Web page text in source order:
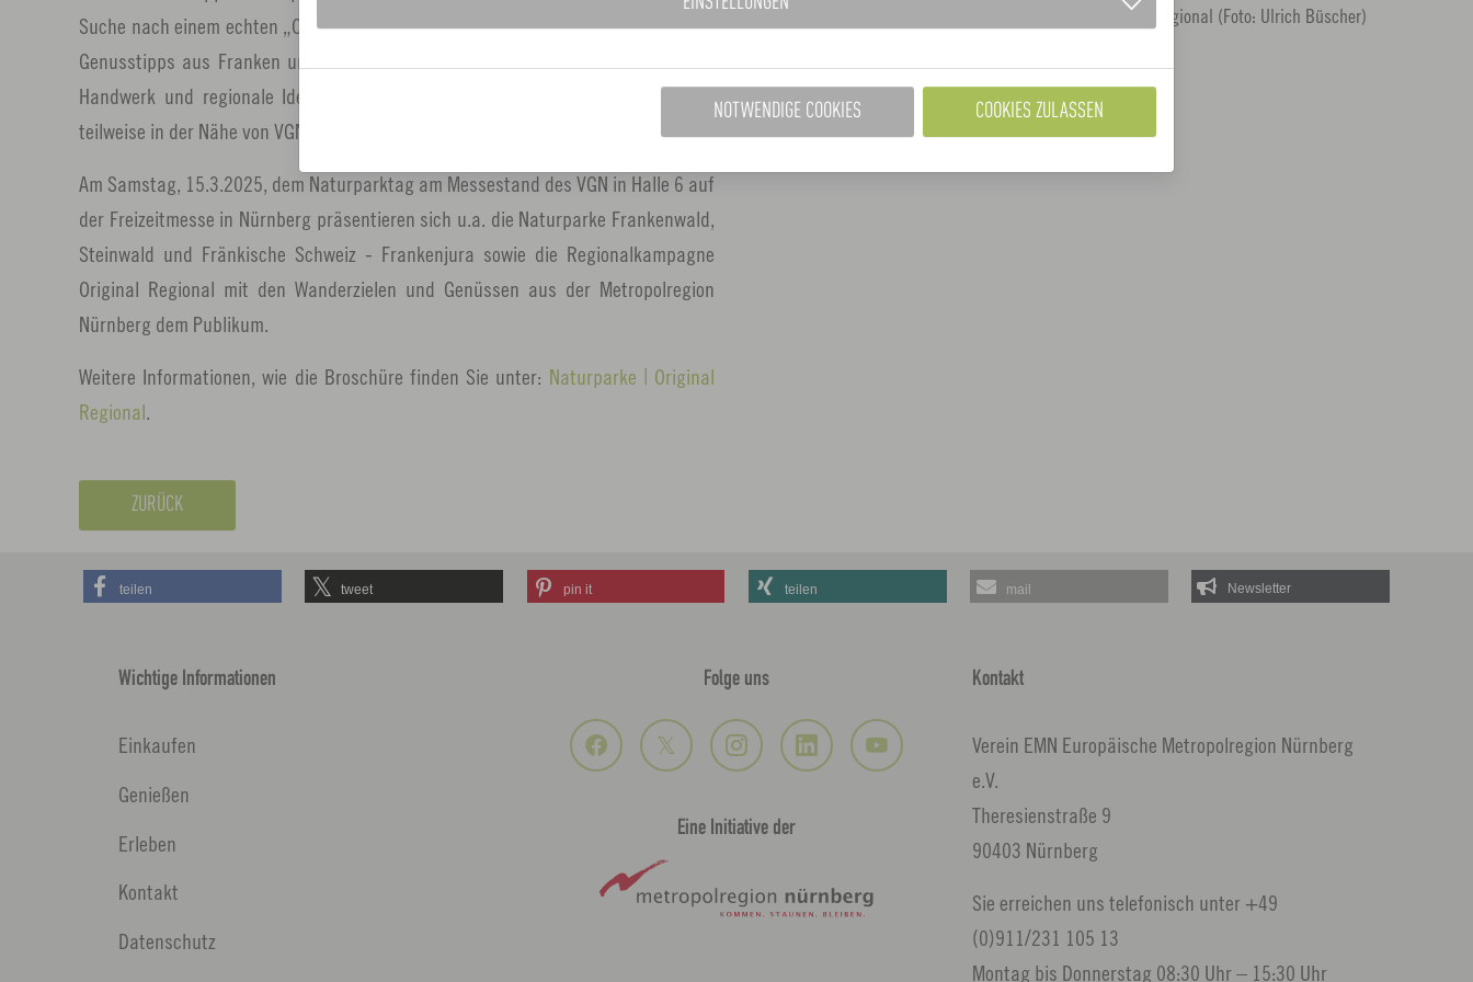
Suche nach einem echten „Original“ als Mitbringsel oder Geschenk. Insgesamt 30
Genusstipps aus Franken und der Oberpfalz, die für Vielfalt, Qualität, Tradition,
Handwerk und regionale Identität stehen, liegen teilweise in den Naturparken,
teilweise in der Nähe von VGN-Freizeittipps.
Am Samstag, 15.3.2025, dem Naturparktag am Messestand des VGN in Halle 6 auf
der Freizeitmesse in Nürnberg präsentieren sich u.a. die Naturparke Frankenwald,
Steinwald und Fränkische Schweiz - Frankenjura sowie die Regionalkampagne
Original Regional mit den Wanderzielen und Genüssen aus der Metropolregion
Nürnberg dem Publikum.
Weitere Informationen, wie die Broschüre finden Sie unter: Naturparke | Original
Regional.
Frankenwald sowie das Projektmanagement von Original Regional (Foto: Ulrich Büscher)
ZURÜCK
teilen tweet pin it teilen mail
Wichtige Informationen
Einkaufen
Genießen
Erleben
Kontakt
Datenschutz
Folge uns
Eine Initiative der
Kontakt
Verein EMN Europäische Metropolregion Nürnberg
e.V.
Theresienstraße 9
90403 Nürnberg
Sie erreichen uns telefonisch unter +49
(0)911/231 105 13
Montag bis Donnerstag 08:30 Uhr – 15:30 Uhr
NOTWENDIGE COOKIES COOKIES ZULASSEN